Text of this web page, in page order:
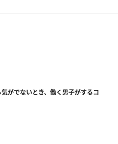
がでないとき、働く男子がするコ